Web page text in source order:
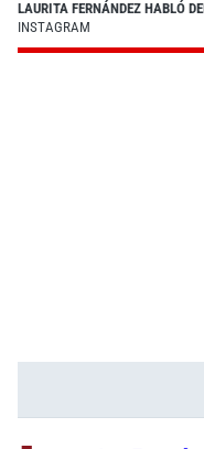
LAURITA FERNÁNDEZ HABLÓ
INSTAGRAM